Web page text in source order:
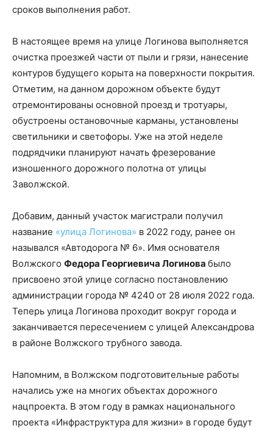
сроков выполнения работ.
В настоящее время на улице Логинова выполняется
очистка проезжей части от пыли и грязи, нанесение
контуров будущего корыта на поверхности покрытия.
Отметим, на данном дорожном объекте будут
отремонтированы основной проезд и тротуары,
обустроены остановочные карманы, установлены
светильники и светофоры. Уже на этой неделе
подрядчики планируют начать фрезерование
изношенного дорожного полотна от улицы
Заволжской.
Добавим, данный участок магистрали получил
название «улица Логинова» в 2022 году, ранее он
назывался «Автодорога № 6». Имя основателя
Волжского Федора Георгиевича Логинова было
присвоено этой улице согласно постановлению
администрации города № 4240 от 28 июля 2022 года.
Теперь улица Логинова проходит вокруг города и
заканчивается пересечением с улицей Александрова
в районе Волжского трубного завода.
Напомним, в Волжском подготовительные работы
начались уже на многих объектах дорожного
нацпроекта. В этом году в рамках национального
проекта «Инфраструктура для жизни» в городе будут